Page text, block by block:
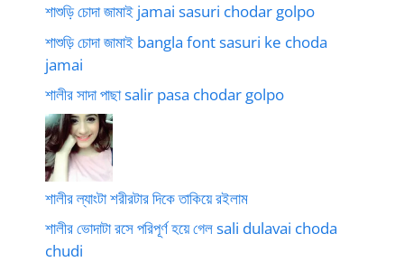
শাশুড়ি চোদা জামাই jamai sasuri chodar golpo
শাশুড়ি চোদা জামাই bangla font sasuri ke choda
jamai
শালীর সাদা পাছা salir pasa chodar golpo
শালীর ল্যাংটা শরীরটার দিকে তাকিয়ে রইলাম
শালীর ভোদাটা রসে পরিপূর্ণ হয়ে গেল sali dulavai choda
chudi